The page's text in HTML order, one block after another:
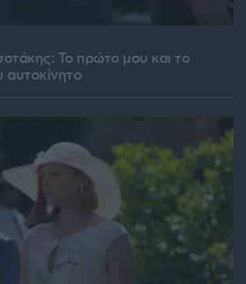
Το πρώτο μου και το